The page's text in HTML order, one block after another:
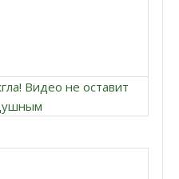
Видео не оставит